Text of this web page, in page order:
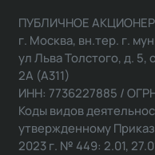
ПУБЛИЧНОЕ
г. Москва, вн.тер. г.
ул Льва Толстого, д. 5,
2А (А311)
ИНН: 7736227885 /
Коды видов
утвержденному
2023 г. № 449: 2.01,